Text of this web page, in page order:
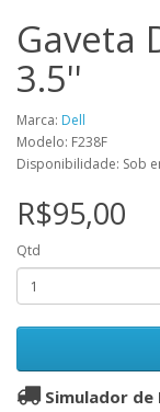
Gaveta
3.5''
Marca: Dell
Modelo: F238F
Disponibilidade: Sob
R$95,00
Qtd
Simulador de